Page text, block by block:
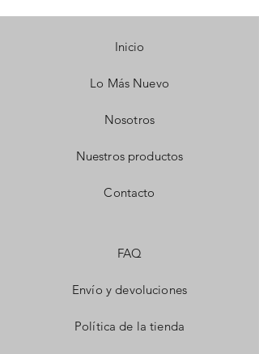
Inicio
Lo Más Nuevo
Nosotros
Nuestros productos
Contacto
FAQ
Envío y devoluciones
Política de la tienda